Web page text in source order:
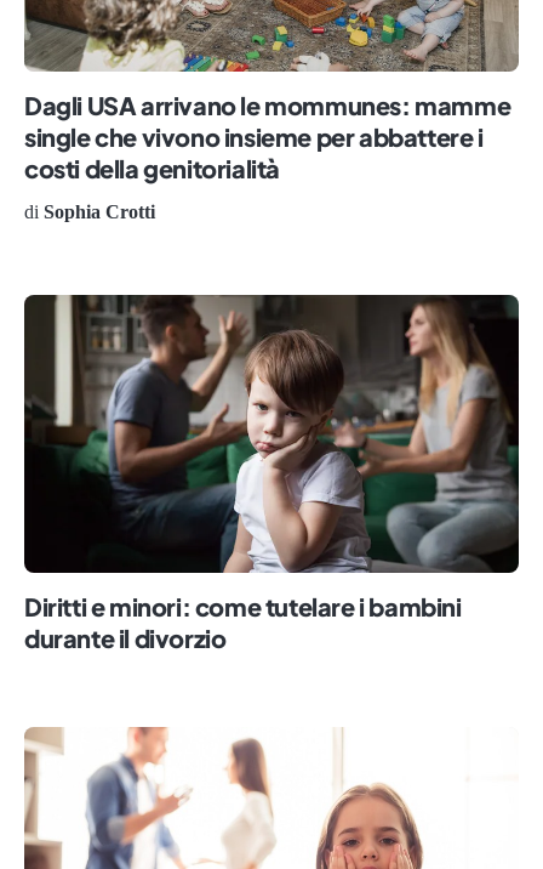
Dagli USA arrivano le mommunes: mamme
single che vivono insieme per abbattere i
costi della genitorialità
di Sophia Crotti
Diritti e minori: come tutelare i bambini
durante il divorzio